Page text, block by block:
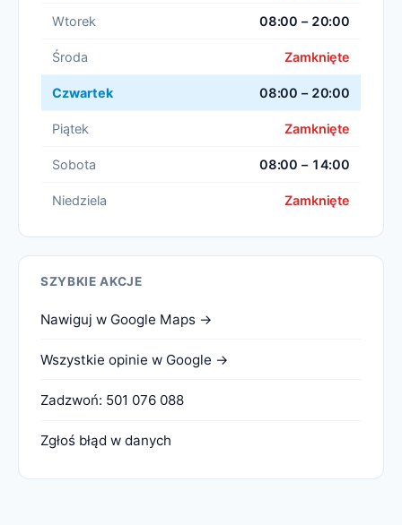
Wtorek 08:00 – 20:00
Środa Zamknięte
Czwartek 08:00 – 20:00
Piątek Zamknięte
Sobota 08:00 – 14:00
Niedziela Zamknięte
SZYBKIE AKCJE
Nawiguj w Google Maps →
Wszystkie opinie w Google →
Zadzwoń: 501 076 088
Zgłoś błąd w danych